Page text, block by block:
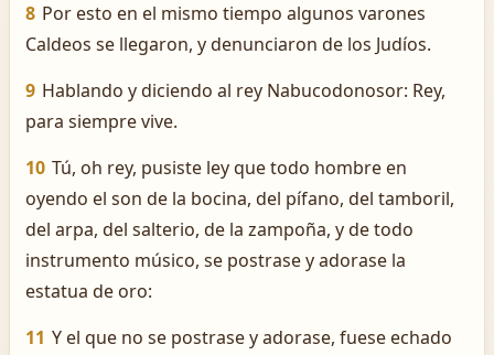
8 Por esto en el mismo tiempo algunos varones
Caldeos se llegaron, y denunciaron de los Judíos.
9 Hablando y diciendo al rey Nabucodonosor: Rey,
para siempre vive.
10 Tú, oh rey, pusiste ley que todo hombre en
oyendo el son de la bocina, del pífano, del tamboril,
del arpa, del salterio, de la zampoña, y de todo
instrumento músico, se postrase y adorase la
estatua de oro:
11 Y el que no se postrase y adorase, fuese echado